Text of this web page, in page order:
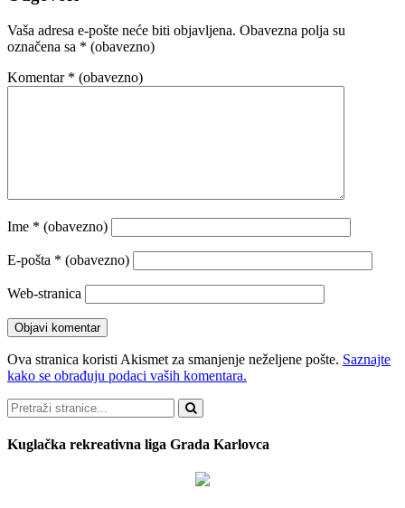
Vaša adresa e-pošte neće biti objavljena. Obavezna polja su
označena sa * (obavezno)
Komentar * (obavezno)
Ime * (obavezno)
E-pošta * (obavezno)
Web-stranica
Ova stranica koristi Akismet za smanjenje neželjene pošte. Saznajte
kako se obrađuju podaci vaših komentara.
Pretraži
Kuglačka rekreativna liga Grada Karlovca